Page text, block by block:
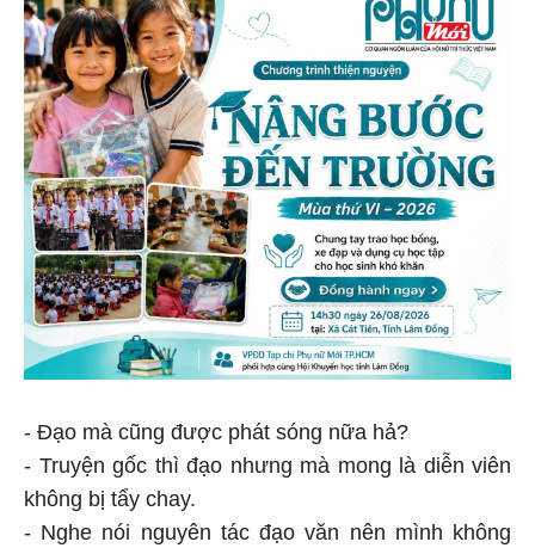
- Đạo mà cũng được phát sóng nữa hả?
- Truyện gốc thì đạo nhưng mà mong là diễn viên
không bị tẩy chay.
- Nghe nói nguyên tác đạo văn nên mình không